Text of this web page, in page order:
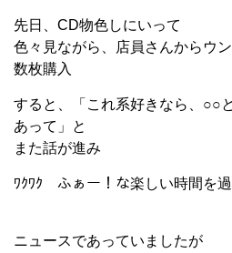
先日、CD物色しにいって
色々見ながら、店員さんからウ
数枚購入
すると、「これ系好きなら、○○
あって」と
また話が進み
ﾜｸﾜｸ ふぁー！な楽しい時間を
ニュースであっていましたが